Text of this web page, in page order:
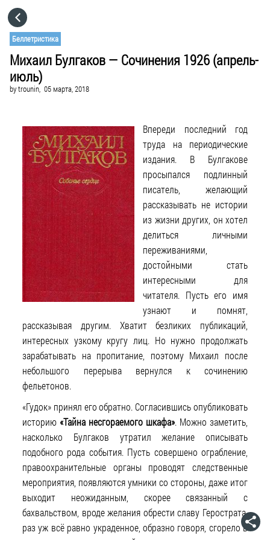
Беллетристика
Михаил Булгаков — Сочинения 1926 (апрель-
июль)
bytrounin, 05 марта, 2018
Впереди последний год
труда на периодические
издания. В Булгакове
просыпался подлинный
писатель, желающий
рассказывать не истории
из жизни других, он хотел
делиться личными
переживаниями,
достойными стать
интересными для
читателя. Пусть его имя
узнают и помнят,
рассказывая другим. Хватит безликих публикаций,
интересных узкому кругу лиц. Но нужно продолжать
зарабатывать на пропитание, поэтому Михаил после
небольшого перерыва вернулся к сочинению
фельетонов.
«Гудок» принял его обратно. Согласившись опубликовать
историю «Тайна несгораемого шкафа». Можно заметить,
насколько Булгаков утратил желание описывать
подобного рода события. Пусть совершено ограбление,
правоохранительные органы проводят следственные
мероприятия, появляются умники со стороны, даже итог
выходит неожиданным, скорее связанный с
бахвальством, вроде желания обрести славу Герострата,
раз уж всё равно украденное, образно говоря, сгорело в
CATEGORIES
VISIT WEBSITE